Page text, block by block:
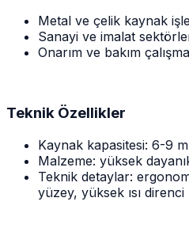
Metal ve çelik kaynak
Sanayi ve imalat
Onarım ve bakım
Teknik Özellikler
Kaynak kapasitesi: 6-9
Malzeme: yüksek
Teknik detaylar:
yüzey, yüksek ısı direnci